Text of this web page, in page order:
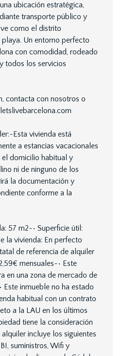
ubicación estratégica,
transporte público y
como el distrito
Un entorno perfecto
con comodidad, rodeado
todos los servicios
contacta con nosotros o
vivienda está
a estancias vacacionales
domicilio habitual y
ni de ninguno de los
la documentación y
conforme a la
57 m2~• Superficie útil:
la vivienda: En perfecto
de referencia de alquiler
mensuales~• Este
en una zona de mercado de
Este inmueble no ha estado
habitual con un contrato
a la LAU en los últimos
tiene la consideración
incluye los siguientes
suministros, Wifi y